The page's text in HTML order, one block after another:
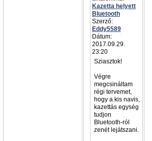
Kazetta helyett
Bluetooth
Szerző:
Eddy5589
Dátum:
2017.09.29.
23:20
Sziasztok!
Végre
megcsináltam
régi tervemet,
hogy a kis navis,
kazettás egység
tudjon
Bluetooth-ról
zenét lejátszani.